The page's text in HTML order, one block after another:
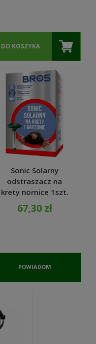
DO KOSZYKA
Sonic Solarny
odstraszacz na
krety nornice 1szt.
- Bros
67,30 zł
POWIADOM
DOSTĘPNOŚCI